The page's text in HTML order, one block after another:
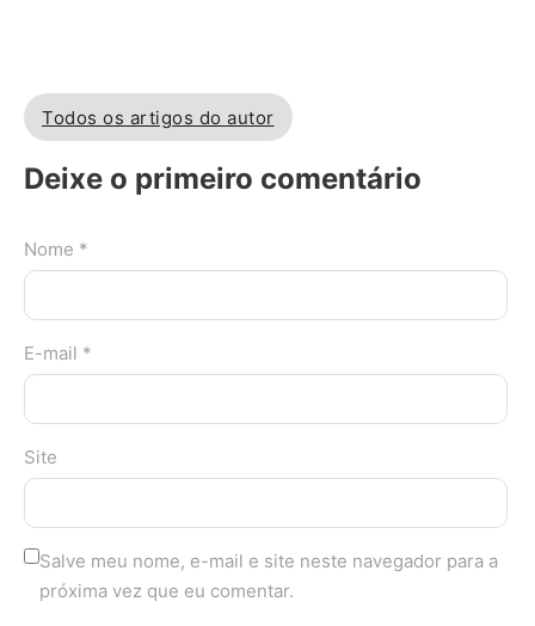
Todos os artigos do autor
Deixe o primeiro comentário
Nome *
E-mail *
Site
Salve meu nome, e-mail e site neste navegador para a
próxima vez que eu comentar.